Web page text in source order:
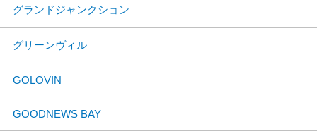
グランドジャンクション
グリーンヴィル
GOLOVIN
GOODNEWS BAY